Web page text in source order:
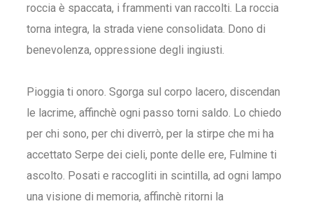
roccia è spaccata, i frammenti van raccolti. La roccia
torna integra, la strada viene consolidata. Dono di
benevolenza, oppressione degli ingiusti.
Pioggia ti onoro. Sgorga sul corpo lacero, discendan
le lacrime, affinchè ogni passo torni saldo. Lo chiedo
per chi sono, per chi diverrò, per la stirpe che mi ha
accettato Serpe dei cieli, ponte delle ere, Fulmine ti
ascolto. Posati e raccogliti in scintilla, ad ogni lampo
una visione di memoria, affinchè ritorni la